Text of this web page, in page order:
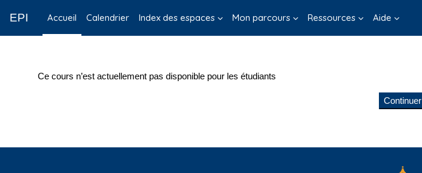
EPI Accueil Calendrier Index des espaces Mon parcours Ressources Aide
Ce cours n’est actuellement pas disponible pour les étudiants
Continuer